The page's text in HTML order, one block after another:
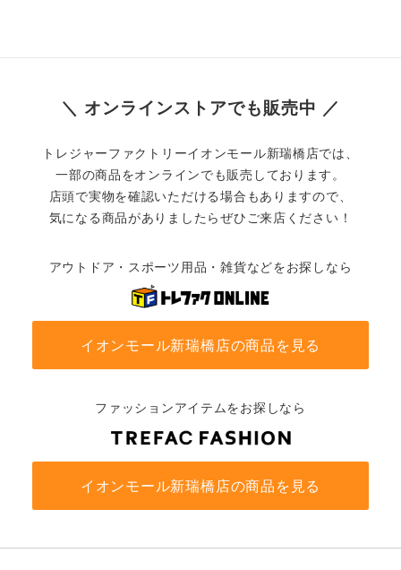
＼ オンラインストアでも販売中 ／
トレジャーファクトリーイオンモール新瑞橋店では、
一部の商品をオンラインでも販売しております。
店頭で実物を確認いただける場合もありますので、
気になる商品がありましたらぜひご来店ください！
アウトドア・スポーツ用品・雑貨などをお探しなら
イオンモール新瑞橋店の商品を見る
ファッションアイテムをお探しなら
イオンモール新瑞橋店の商品を見る